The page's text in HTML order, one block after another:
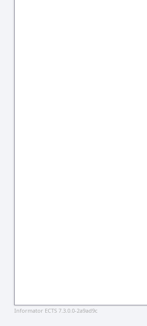
Informator ECTS 7.3.0.0-2a9ad9c